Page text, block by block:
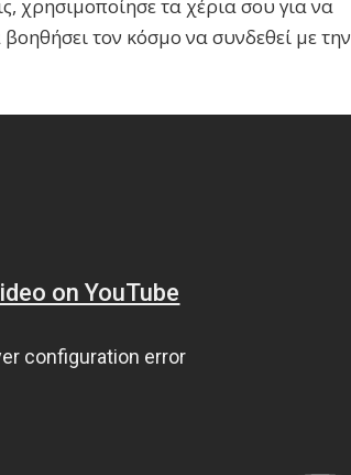
χρησιμοποίησε τα χέρια σου για να
τον κόσμο να συνδεθεί με την